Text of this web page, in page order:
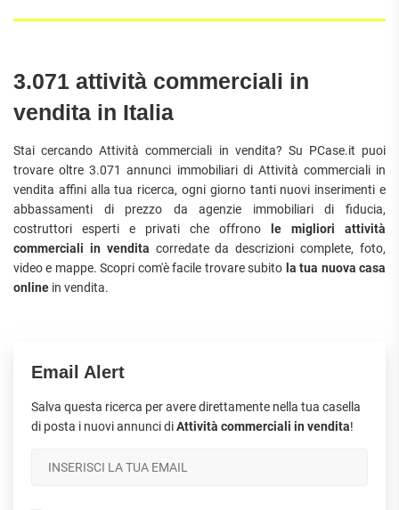
3.071 attività commerciali in
vendita in Italia
Stai cercando Attività commerciali in vendita? Su PCase.it puoi
trovare oltre 3.071 annunci immobiliari di Attività commerciali in
vendita affini alla tua ricerca, ogni giorno tanti nuovi inserimenti e
abbassamenti di prezzo da agenzie immobiliari di fiducia,
costruttori esperti e privati che offrono le migliori attività
commerciali in vendita corredate da descrizioni complete, foto,
video e mappe. Scopri com'è facile trovare subito la tua nuova casa
online in vendita.
Email Alert
Salva questa ricerca per avere direttamente nella tua casella
di posta i nuovi annunci diAttività commerciali in vendita!